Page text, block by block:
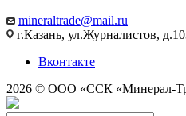
mineraltrade@mail.ru
г.Казань, ул.Журналистов,
Вконтакте
2026 © ООО «ССК «Минерал-